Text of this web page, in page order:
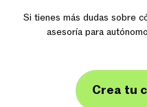
Si tienes más dudas sobre
asesoría para
Crea tu